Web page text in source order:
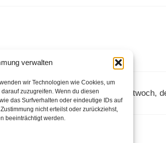
verwalten
wir Technologien wie Cookies, um
zuzugreifen. Wenn du diesen
das Surfverhalten oder eindeutige IDs auf
nicht erteilst oder zurückziehst,
beeinträchtigt werden.
jetzt einen Beatles-Abend am Mittwoch,